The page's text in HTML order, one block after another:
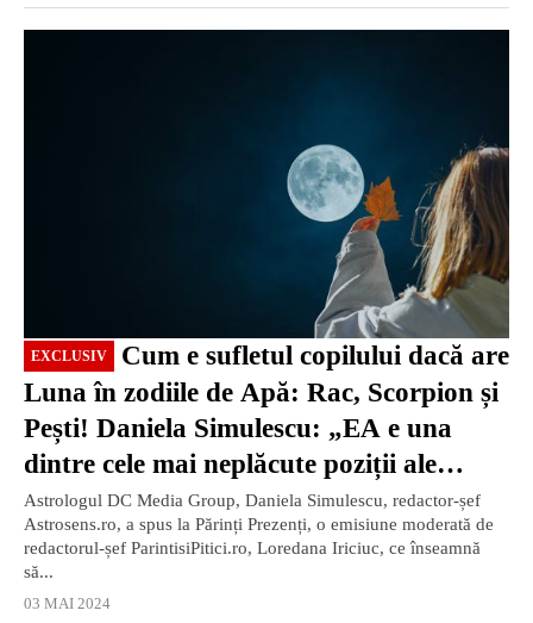
EXCLUSIV
Luna în zodiile de Apă: Rac, Scorpion și
Pești! Daniela Simulescu: „EA e una
dintre cele mai neplăcute poziții ale
Lunii” / VIDEO
Astrologul DC Media Group, Daniela Simulescu, redactor-șef
Astrosens.ro, a spus la Părinți Prezenți, o emisiune moderată de
redactorul-șef ParintisiPitici.ro, Loredana Iriciuc, ce înseamnă
să...
03 MAI 2024